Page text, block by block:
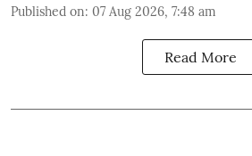
Published on: 07 Aug 2026, 7:48 am
Read More